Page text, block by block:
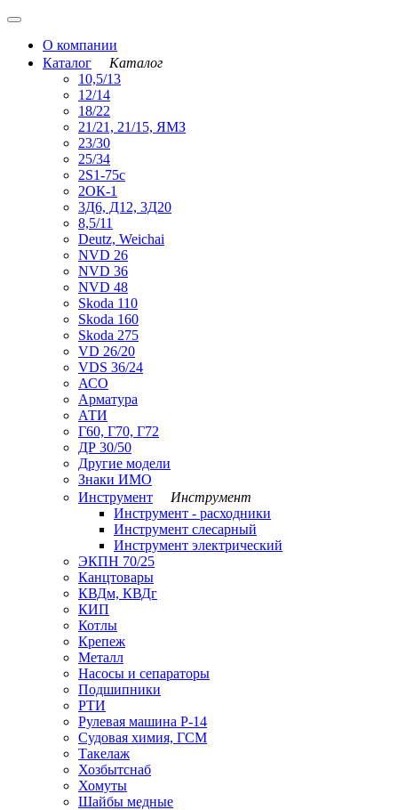
О компании
Каталог
Каталог
10,5/13
12/14
18/22
21/21, 21/15, ЯМЗ
23/30
25/34
2S1-75с
2ОК-1
3Д6, Д12, 3Д20
8,5/11
Deutz, Weichai
NVD 26
NVD 36
NVD 48
Skoda 110
Skoda 160
Skoda 275
VD 26/20
VDS 36/24
АСО
Арматура
АТИ
Г60, Г70, Г72
ДР 30/50
Другие модели
Знаки ИМО
Инструмент
Инструмент
Инструмент - расходники
Инструмент слесарный
Инструмент электрический
ЭКПН 70/25
Канцтовары
КВДм, КВДг
КИП
Котлы
Крепеж
Металл
Насосы и сепараторы
Подшипники
РТИ
Рулевая машина Р-14
Судовая химия, ГСМ
Такелаж
Хозбытснаб
Хомуты
Шайбы медные